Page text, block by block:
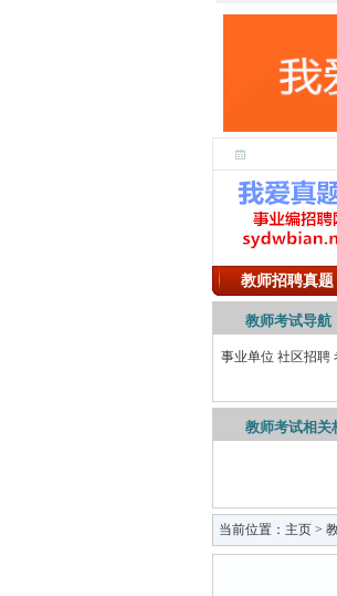
教师招聘真题
教师考试导航
事业单位 社区招聘
教师考试相关
当前位置： 主页 >